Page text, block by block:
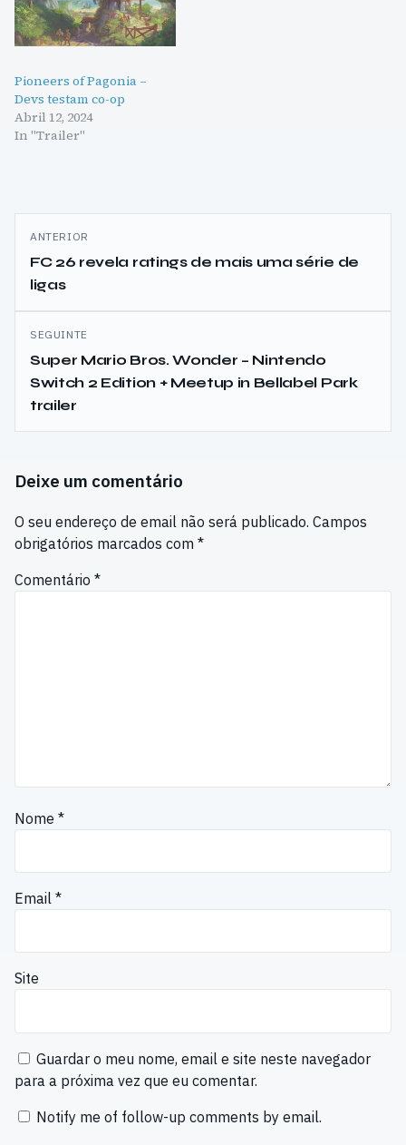
Pioneers of Pagonia –
Devs testam co-op
Abril 12, 2024
In "Trailer"
Navegação
de
artigos
ANTERIOR
FC 26 revela ratings de mais uma série de
ligas
SEGUINTE
Super Mario Bros. Wonder – Nintendo
Switch 2 Edition + Meetup in Bellabel Park
trailer
Deixe um comentário
O seu endereço de email não será publicado. Campos
obrigatórios marcados com *
Comentário *
Nome *
Email *
Site
Guardar o meu nome, email e site neste navegador
para a próxima vez que eu comentar.
Notify me of follow-up comments by email.